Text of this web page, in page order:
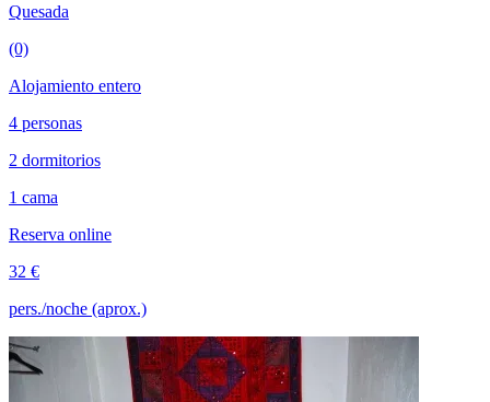
Quesada
(0)
Alojamiento entero
4 personas
2 dormitorios
1 cama
Reserva online
32 €
pers./noche (aprox.)